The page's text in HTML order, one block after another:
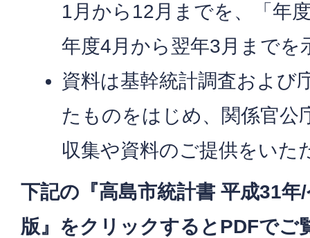
1月から12月までを、「年
年度4月から翌年3月までを
資料は基幹統計調査および
たものをはじめ、関係官公
収集や資料のご提供をいた
下記の『高島市統計書 平成31年
版』をクリックするとPDFでご